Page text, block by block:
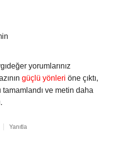
yorumlarınız
güçlü yönleri öne çıktı,
tamamlandı ve metin daha
Yanıtla